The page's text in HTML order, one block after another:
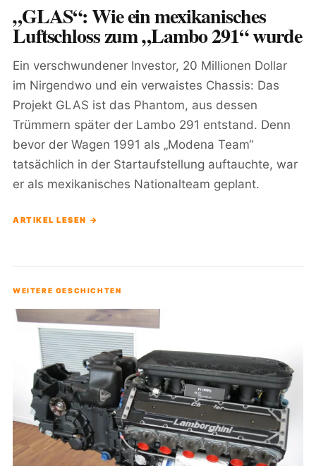
„GLAS“: Wie ein mexikanisches
Luftschloss zum „Lambo 291“ wurde
Ein verschwundener Investor, 20 Millionen Dollar
im Nirgendwo und ein verwaistes Chassis: Das
Projekt GLAS ist das Phantom, aus dessen
Trümmern später der Lambo 291 entstand. Denn
bevor der Wagen 1991 als „Modena Team“
tatsächlich in der Startaufstellung auftauchte, war
er als mexikanisches Nationalteam geplant.
ARTIKEL LESEN →
WEITERE GESCHICHTEN